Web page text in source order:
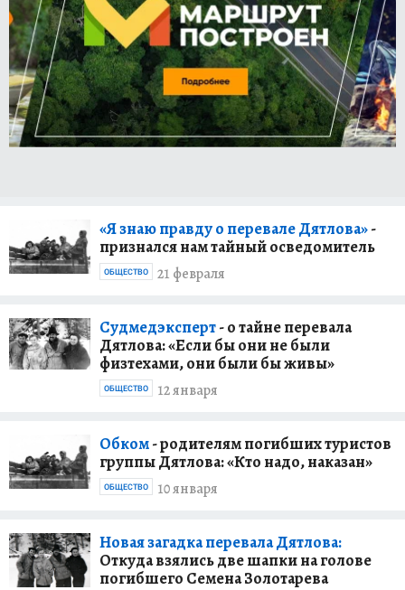
«Я знаю правду о перевале Дятлова»-
признался нам тайный осведомитель
21 февраля
ОБЩЕСТВО
Судмедэксперт- о тайне перевала
Дятлова: «Если бы они не были
физтехами, они были бы живы»
12 января
ОБЩЕСТВО
Обком- родителям погибших туристов
группы Дятлова: «Кто надо, наказан»
10 января
ОБЩЕСТВО
Новая загадка перевала Дятлова:
Откуда взялись две шапки на голове
погибшего Семена Золотарева